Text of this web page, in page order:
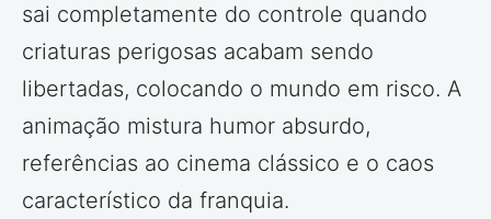
sai completamente do controle quando
criaturas perigosas acabam sendo
libertadas, colocando o mundo em risco. A
animação mistura humor absurdo,
referências ao cinema clássico e o caos
característico da franquia.